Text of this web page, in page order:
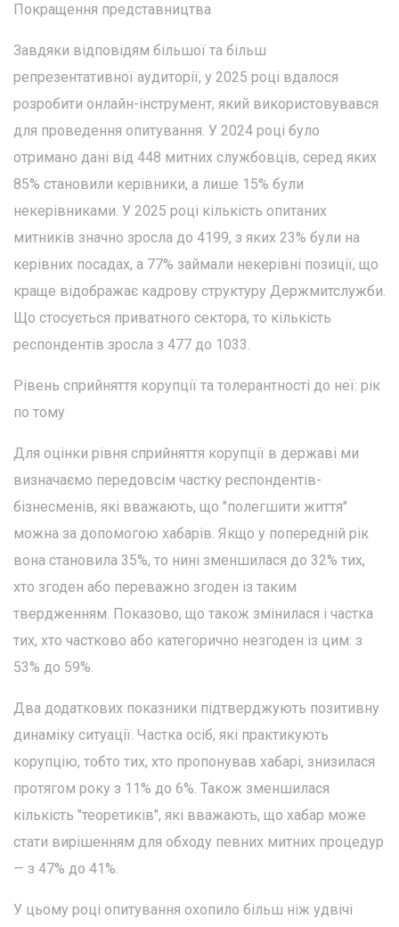
Покращення представництва
Завдяки відповідям більшої та більш
репрезентативної аудиторії, у 2025 році вдалося
розробити онлайн-інструмент, який використовувався
для проведення опитування. У 2024 році було
отримано дані від 448 митних службовців, серед яких
85% становили керівники, а лише 15% були
некерівниками. У 2025 році кількість опитаних
митників значно зросла до 4199, з яких 23% були на
керівних посадах, а 77% займали некерівні позиції, що
краще відображає кадрову структуру Держмитслужби.
Що стосується приватного сектора, то кількість
респондентів зросла з 477 до 1033.
Рівень сприйняття корупції та толерантності до неї: рік
по тому
Для оцінки рівня сприйняття корупції в державі ми
визначаємо передовсім частку респондентів-
бізнесменів, які вважають, що "полегшити життя"
можна за допомогою хабарів. Якщо у попередній рік
вона становила 35%, то нині зменшилася до 32% тих,
хто згоден або переважно згоден із таким
твердженням. Показово, що також змінилася і частка
тих, хто частково або категорично незгоден із цим: з
53% до 59%.
Два додаткових показники підтверджують позитивну
динаміку ситуації. Частка осіб, які практикують
корупцію, тобто тих, хто пропонував хабарі, знизилася
протягом року з 11% до 6%. Також зменшилася
кількість "теоретиків", які вважають, що хабар може
стати вирішенням для обходу певних митних процедур
— з 47% до 41%.
У цьому році опитування охопило більш ніж удвічі